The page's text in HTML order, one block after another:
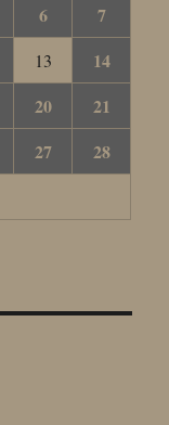
6
7
13
14
20
21
27
28